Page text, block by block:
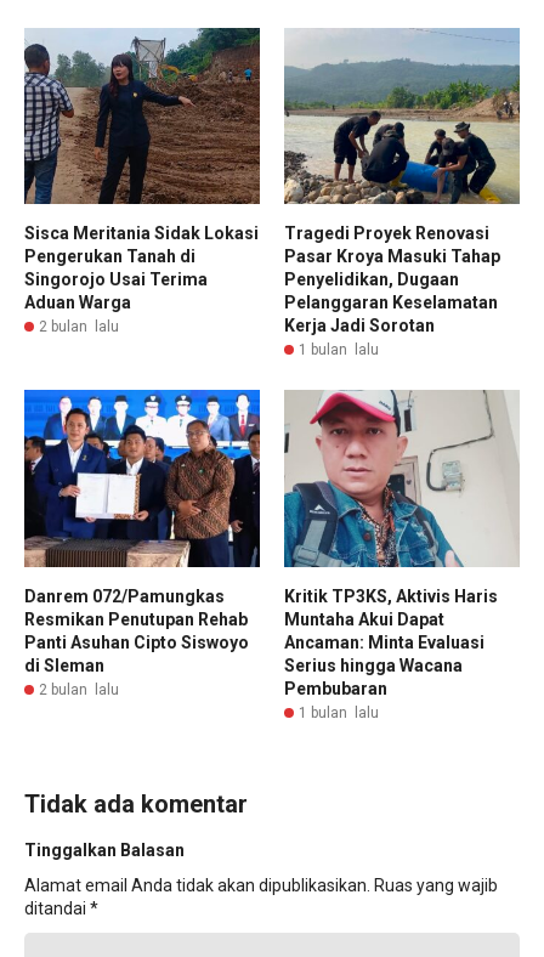
Sisca Meritania Sidak Lokasi
Pengerukan Tanah di
Singorojo Usai Terima
Aduan Warga
2 bulan lalu
Tragedi Proyek Renovasi
Pasar Kroya Masuki Tahap
Penyelidikan, Dugaan
Pelanggaran Keselamatan
Kerja Jadi Sorotan
1 bulan lalu
Danrem 072/Pamungkas
Resmikan Penutupan Rehab
Panti Asuhan Cipto Siswoyo
di Sleman
2 bulan lalu
Kritik TP3KS, Aktivis Haris
Muntaha Akui Dapat
Ancaman: Minta Evaluasi
Serius hingga Wacana
Pembubaran
1 bulan lalu
Tidak ada komentar
Tinggalkan Balasan
Alamat email Anda tidak akan dipublikasikan. Ruas yang wajib
ditandai *